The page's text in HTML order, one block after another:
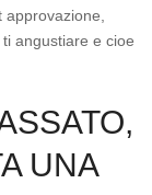
angustiare e cioe
UNA